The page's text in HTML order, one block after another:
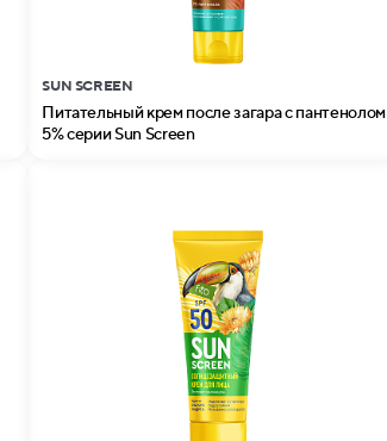
SUN SCREEN
Питательный крем после загара с пантенолом
5% серии Sun Screen